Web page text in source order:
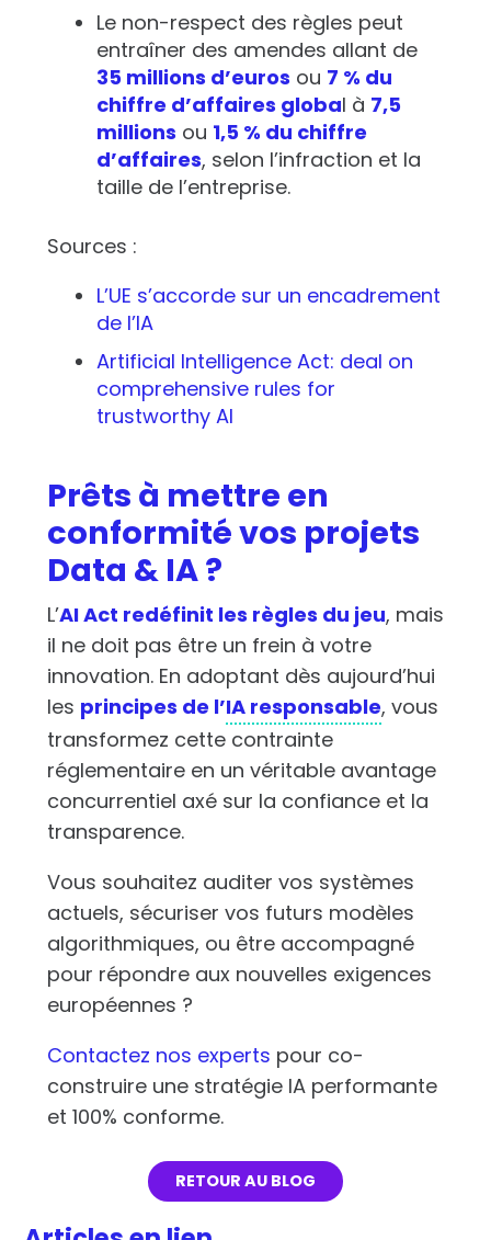
Le non-respect des règles peut
entraîner des amendes allant de
35 millions d’euros ou 7 % du
chiffre d’affaires global à 7,5
millions ou 1,5 % du chiffre
d’affaires, selon l’infraction et la
taille de l’entreprise.
Sources :
L’UE s’accorde sur un encadrement
de l’IA
Artificial Intelligence Act: deal on
comprehensive rules for
trustworthy AI
Prêts à mettre en
conformité vos projets
Data & IA ?
L’AI Act redéfinit les règles du jeu, mais
il ne doit pas être un frein à votre
innovation. En adoptant dès aujourd’hui
les principes de l’IA responsable, vous
transformez cette contrainte
réglementaire en un véritable avantage
concurrentiel axé sur la confiance et la
transparence.
Vous souhaitez auditer vos systèmes
actuels, sécuriser vos futurs modèles
algorithmiques, ou être accompagné
pour répondre aux nouvelles exigences
européennes ?
Contactez nos experts pour co-
construire une stratégie IA performante
et 100% conforme.
RETOUR AU BLOG